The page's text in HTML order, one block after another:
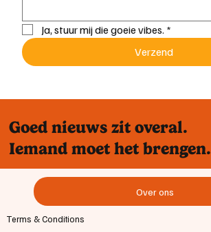
Ja, stuur mij die goeie vibes. *
Verzend
Goed nieuws zit overal.
Iemand moet het brengen.
Over ons
Terms & Conditions